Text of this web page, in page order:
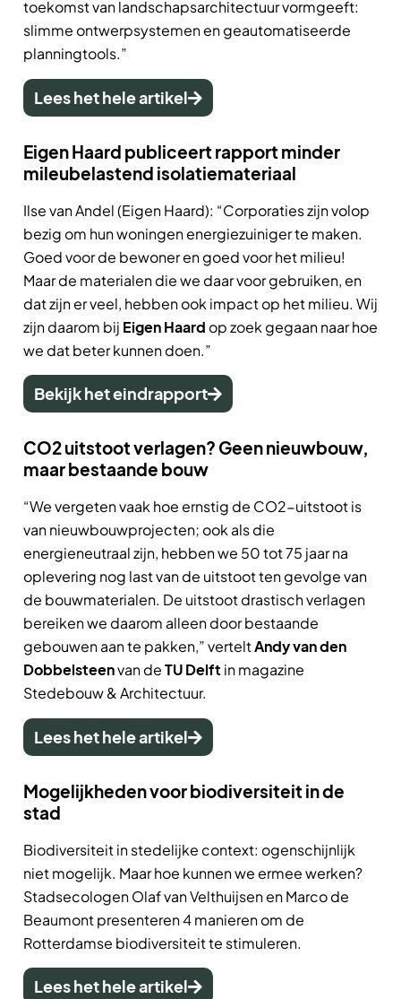
toekomst van landschapsarchitectuur vormgeeft:
slimme ontwerpsystemen en geautomatiseerde
planningtools.”
Lees het hele artikel
Eigen Haard publiceert rapport minder
mileubelastend isolatiemateriaal
Ilse van Andel (Eigen Haard): “Corporaties zijn volop
bezig om hun woningen energiezuiniger te maken.
Goed voor de bewoner en goed voor het milieu!
Maar de materialen die we daar voor gebruiken, en
dat zijn er veel, hebben ook impact op het milieu. Wij
zijn daarom bij Eigen Haard op zoek gegaan naar hoe
we dat beter kunnen doen.”
Bekijk het eindrapport
CO2 uitstoot verlagen? Geen nieuwbouw,
maar bestaande bouw
“We vergeten vaak hoe ernstig de CO2-uitstoot is
van nieuwbouwprojecten; ook als die
energieneutraal zijn, hebben we 50 tot 75 jaar na
oplevering nog last van de uitstoot ten gevolge van
de bouwmaterialen. De uitstoot drastisch verlagen
bereiken we daarom alleen door bestaande
gebouwen aan te pakken,” verteltAndy van den
Dobbelsteenvan deTU Delft in magazine
Stedebouw & Architectuur.
Lees het hele artikel
Mogelijkheden voor biodiversiteit in de
stad
Biodiversiteit in stedelijke context: ogenschijnlijk
niet mogelijk. Maar hoe kunnen we ermee werken?
Stadsecologen Olaf van Velthuijsen en Marco de
Beaumont presenteren 4 manieren om de
Rotterdamse biodiversiteit te stimuleren.
Lees het hele artikel